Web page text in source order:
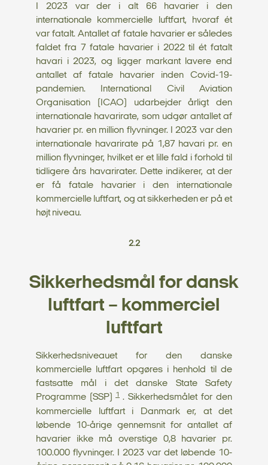
I 2023 var der i alt 66 havarier i den
internationale kommercielle luftfart, hvoraf ét
var fatalt. Antallet af fatale havarier er således
faldet fra 7 fatale havarier i 2022 til ét fatalt
havari i 2023, og ligger markant lavere end
antallet af fatale havarier inden Covid-19-
pandemien. International Civil Aviation
Organisation (ICAO) udarbejder årligt den
internationale havarirate, som udgør antallet af
havarier pr. en million flyvninger. I 2023 var den
internationale havarirate på 1,87 havari pr. en
million flyvninger, hvilket er et lille fald i forhold til
tidligere års havarirater. Dette indikerer, at der
er få fatale havarier i den internationale
kommercielle luftfart, og at sikkerheden er på et
højt niveau.
2.2
Sikkerhedsmål for dansk
luftfart – kommerciel
luftfart
Sikkerhedsniveauet for den danske
kommercielle luftfart opgøres i henhold til de
fastsatte mål i det danske State Safety
Programme (SSP)
1
. Sikkerhedsmålet for den
kommercielle luftfart i Danmark er, at det
løbende 10-årige gennemsnit for antallet af
havarier ikke må overstige 0,8 havarier pr.
100.000 flyvninger. I 2023 var det løbende 10-